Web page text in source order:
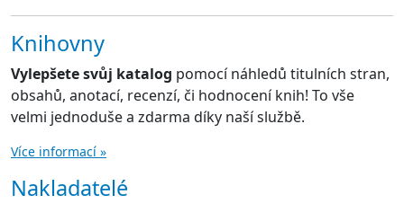
Knihovny
Vylepšete svůj katalog pomocí náhledů titulních stran,
obsahů, anotací, recenzí, či hodnocení knih! To vše
velmi jednoduše a zdarma díky naší službě.
Více informací »
Nakladatelé